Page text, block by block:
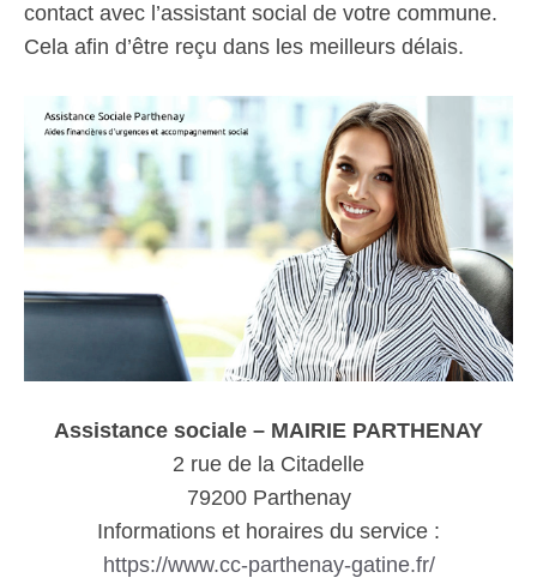
contact avec l’assistant social de votre commune.
Cela afin d’être reçu dans les meilleurs délais.
Assistance sociale – MAIRIE PARTHENAY
2 rue de la Citadelle
79200 Parthenay
Informations et horaires du service :
https://www.cc-parthenay-gatine.fr/